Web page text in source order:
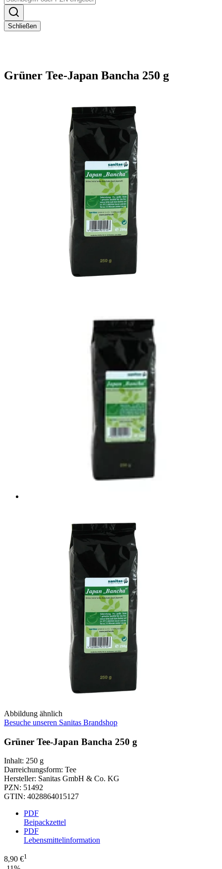
Schließen
Grüner Tee-Japan Bancha 250 g
Abbildung ähnlich
Besuche unseren Sanitas Brandshop
Grüner Tee-Japan Bancha 250 g
Inhalt: 250 g
Darreichungsform: Tee
Hersteller: Sanitas GmbH & Co. KG
PZN: 51492
GTIN: 4028864015127
PDF
Beipackzettel
PDF
Lebensmittelinformation
8,90 €1